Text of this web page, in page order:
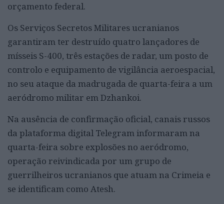
orçamento federal.
Os Serviços Secretos Militares ucranianos
garantiram ter destruído quatro lançadores de
mísseis S-400, três estações de radar, um posto de
controlo e equipamento de vigilância aeroespacial,
no seu ataque da madrugada de quarta-feira a um
aeródromo militar em Dzhankoi.
Na ausência de confirmação oficial, canais russos
da plataforma digital Telegram informaram na
quarta-feira sobre explosões no aeródromo,
operação reivindicada por um grupo de
guerrilheiros ucranianos que atuam na Crimeia e
se identificam como Atesh.